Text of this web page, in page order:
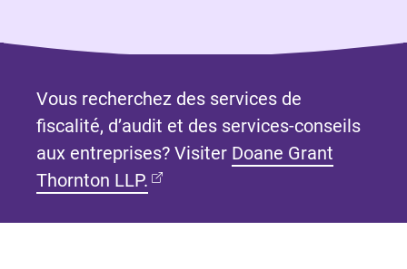
Vous recherchez des services de
fiscalité, d’audit et des services-conseils
aux entreprises? Visiter Doane Grant
Thornton LLP. (Ouvre dans un nouvel onglet)